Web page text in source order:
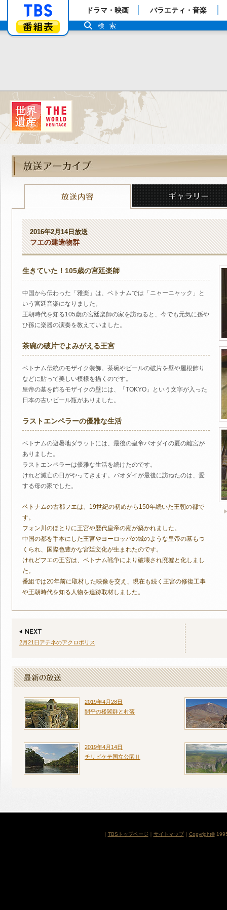
「TBSテレビ」トップページ
番組表
ドラマ・映画 バラエティ・音楽
検索
2016年2月14日放送
フエの建造物群
生きていた！105歳の宮廷楽師
中国から伝わった「雅楽」は、ベトナムでは「ニャーニャック」と
いう宮廷音楽になりました。
王朝時代を知る105歳の宮廷楽師の家を訪ねると、今でも元気に孫や
ひ孫に楽器の演奏を教えていました。
茶碗の破片でよみがえる王宮
ベトナム伝統のモザイク装飾。茶碗やビールの破片を壁や屋根飾り
などに貼って美しい模様を描くのです。
皇帝の墓を飾るモザイクの壁には、「TOKYO」という文字が入った
日本の古いビール瓶がありました。
ラストエンペラーの優雅な生活
ベトナムの避暑地ダラットには、最後の皇帝バオダイの夏の離宮が
ありました。
ラストエンペラーは優雅な生活を続けたのです。
けれど滅亡の日がやってきます。バオダイが最後に訪ねたのは、愛
する母の家でした。
ベトナムの古都フエは、19世紀の初めから150年続いた王朝の都で
す。
フォン川のほとりに王宮や歴代皇帝の廟が築かれました。
中国の都を手本にした王宮やヨーロッパの城のような皇帝の墓もつ
くられ、国際色豊かな宮廷文化が生まれたのです。
けれどフエの王宮は、ベトナム戦争により破壊され廃墟と化しまし
た。
番組では20年前に取材した映像を交え、現在も続く王宮の修復工事
や王朝時代を知る人物を追跡取材しました。
2月21日アテネのアクロポリス
2019年4月28日
開平の楼閣群と村落
2019年4月14日
チリビケテ国立公園Ⅱ
TBSトップページ サイトマップ｜ Copyright©